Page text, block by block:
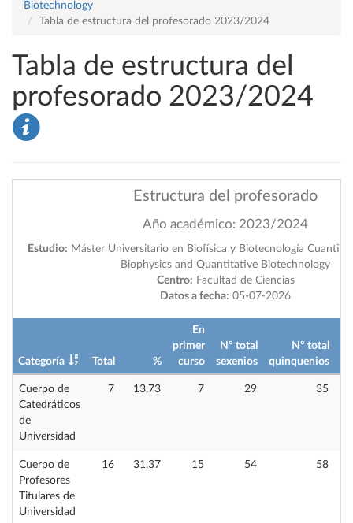
Biotechnology
Tabla de estructura del profesorado 2023/2024
Tabla de estructura del
profesorado 2023/2024
Estructura del profesorado
Año académico: 2023/2024
Estudio: Máster Universitario en Biofísica y Biotecnología
Biophysics and Quantitative Biotechnology
Centro: Facultad de Ciencias
Datos a fecha: 05-07-2026
Categoría Total %
En
primer
curso
Nº total
sexenios
Nº total
quinquenios
Cuerpo de
Catedráticos
de
Universidad
7 13,73 7 29 35
Cuerpo de
Profesores
Titulares de
Universidad
16 31,37 15 54 58